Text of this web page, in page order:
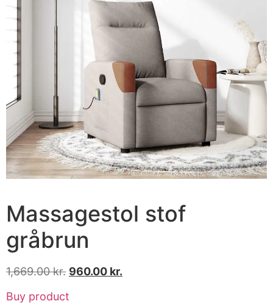
Massagestol stof
gråbrun
1,669.00kr. 960.00 kr.
Buy product